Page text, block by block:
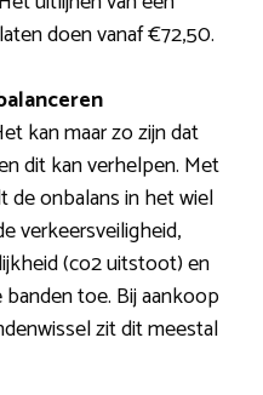
doen vanaf €72,50.
kan maar zo zijn dat
dit kan verhelpen. Met
de onbalans in het wiel
verkeersveiligheid,
(co2 uitstoot) en
toe. Bij aankoop
zit dit meestal